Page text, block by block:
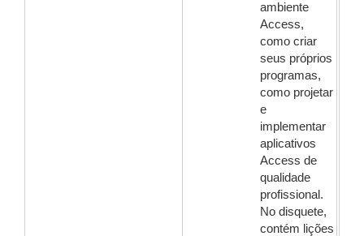
ambiente
Access,
como criar
seus próprios
programas,
como projetar
e
implementar
aplicativos
Access de
qualidade
profissional.
No disquete,
contém lições